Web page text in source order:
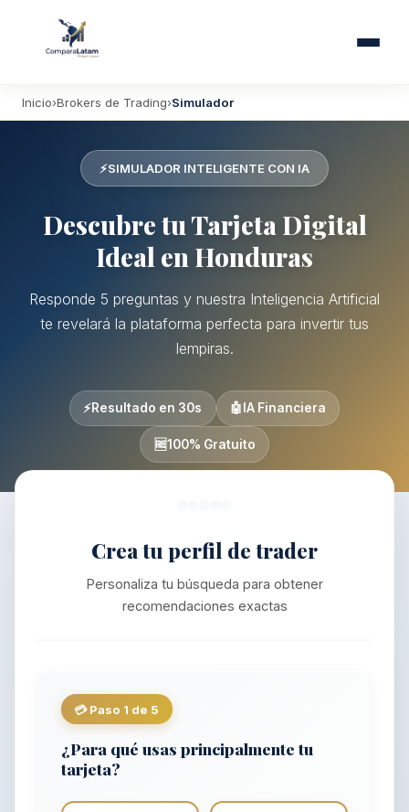
Inicio Brokers de Trading Simulador
⚡SIMULADOR INTELIGENTE CON IA
Descubre tu Tarjeta Digital
Ideal en Honduras
Responde 5 preguntas y nuestra Inteligencia Artificial
te revelará la plataforma perfecta para invertir tus
lempiras.
⚡Resultado en 30s 🤖 IA Financiera
🆓100% Gratuito
Crea tu perfil de trader
Personaliza tu búsqueda para obtener
recomendaciones exactas
💳 Paso 1 de 5
¿Para qué usas principalmente tu
tarjeta?